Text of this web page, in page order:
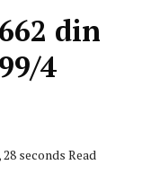
din
4
28 seconds Read